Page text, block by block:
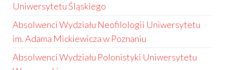
Uniwersytetu Śląskiego
Absolwenci Wydziału Neofilologii Uniwersytetu
im. Adama Mickiewicza w Poznaniu
Absolwenci Wydziału Polonistyki Uniwersytetu